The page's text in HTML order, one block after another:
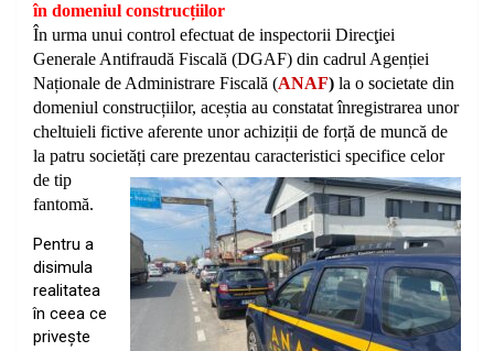
în domeniul construcțiilor
În urma unui control efectuat de inspectorii Direcţiei
Generale Antifraudă Fiscală (DGAF) din cadrul Agenției
Naționale de Administrare Fiscală (ANAF) la o societate din
domeniul construcțiilor, aceștia au constatat înregistrarea unor
cheltuieli fictive aferente unor achiziții de forță de muncă de
la patru societăți care prezentau caracteristici specifice celor
de tip
fantomă.
Pentru a
disimula
realitatea
în ceea ce
privește